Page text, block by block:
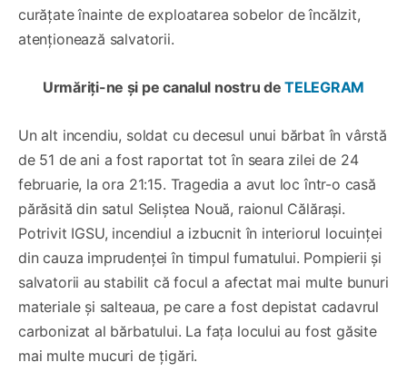
curățate înainte de exploatarea sobelor de încălzit,
atenționează salvatorii.
Urmăriți-ne și pe canalul nostru deTELEGRAM
Un alt incendiu, soldat cu decesul unui bărbat în vârstă
de 51 de ani a fost raportat tot în seara zilei de 24
februarie, la ora 21:15. Tragedia a avut loc într-o casă
părăsită din satul Seliștea Nouă, raionul Călărași.
Potrivit IGSU, incendiul a izbucnit în interiorul locuinței
din cauza imprudenței în timpul fumatului. Pompierii și
salvatorii au stabilit că focul a afectat mai multe bunuri
materiale și salteaua, pe care a fost depistat cadavrul
carbonizat al bărbatului. La fața locului au fost găsite
mai multe mucuri de țigări.